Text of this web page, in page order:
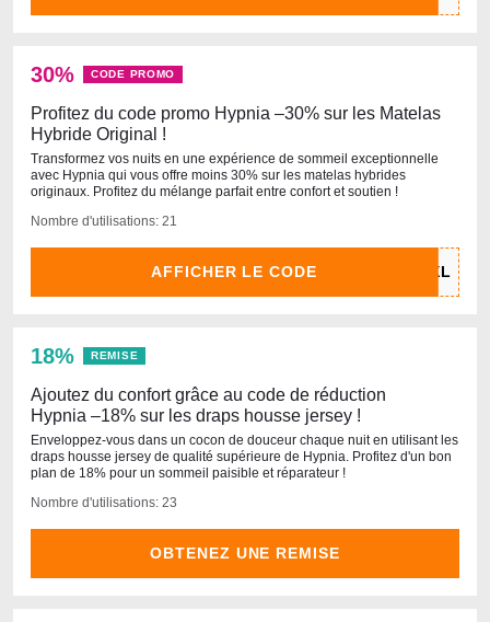
30% CODE PROMO
Profitez du code promo Hypnia –30% sur les Matelas
Hybride Original !
Transformez vos nuits en une expérience de sommeil exceptionnelle
avec Hypnia qui vous offre moins 30% sur les matelas hybrides
originaux. Profitez du mélange parfait entre confort et soutien !
Nombre d'utilisations: 21
AFFICHER LE CODE
18% REMISE
Ajoutez du confort grâce au code de réduction
Hypnia –18% sur les draps housse jersey !
Enveloppez-vous dans un cocon de douceur chaque nuit en utilisant les
draps housse jersey de qualité supérieure de Hypnia. Profitez d'un bon
plan de 18% pour un sommeil paisible et réparateur !
Nombre d'utilisations: 23
OBTENEZ UNE REMISE